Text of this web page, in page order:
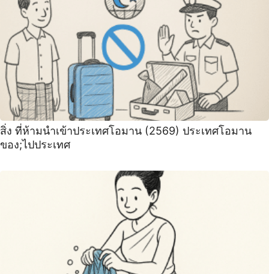
สิ่ง ที่ห้ามนำเข้าประเทศโอมาน (2569) ประเทศโอมาน
ของ;ไปประเทศ